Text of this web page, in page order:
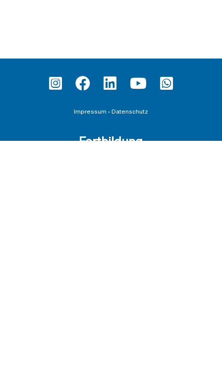
Impressum •Datenschutz
Fortbildung